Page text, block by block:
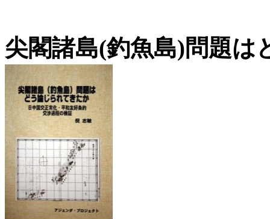
尖閣諸島(釣魚島)問題は